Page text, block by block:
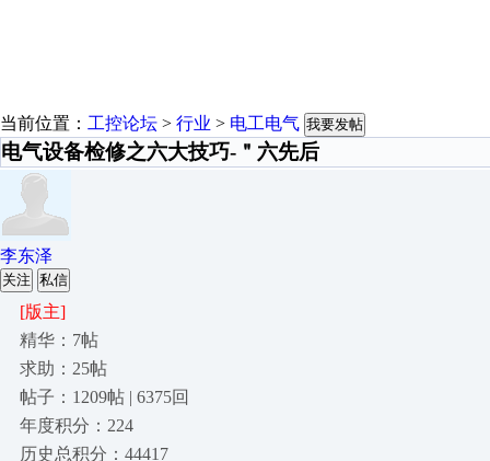
当前位置： 工控论坛 > 行业 > 电工电气 我要发帖
电气设备检修之六大技巧-＂六先后
李东泽
关注 私信
[版主]
精华：7帖
求助：25帖
帖子：1209帖 | 6375回
年度积分：224
历史总积分：44417